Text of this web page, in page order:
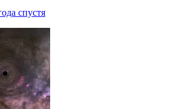
спустя